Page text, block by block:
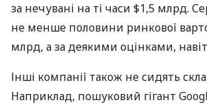
за нечувані на ті часи $1,5 млрд.
не менше половини ринкової
млрд, а за деякими оцінками,
Інші компанії також не сидять
Наприклад, пошуковий гігант